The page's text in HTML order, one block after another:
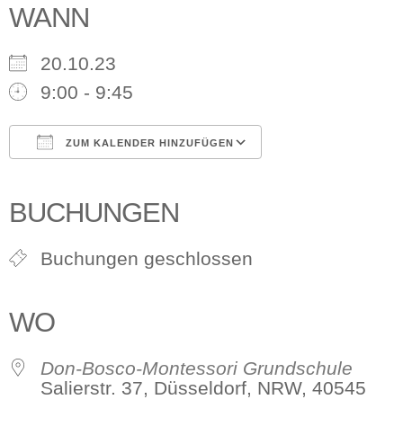
WANN
20.10.23
9:00 - 9:45
ZUM KALENDER HINZUFÜGEN
BUCHUNGEN
Buchungen geschlossen
WO
Don-Bosco-Montessori Grundschule
Salierstr. 37, Düsseldorf, NRW, 40545